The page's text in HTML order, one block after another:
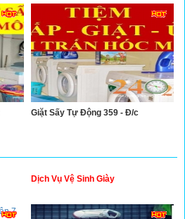
Giặt Sấy Tự Động 359 - Đ/c
Dịch Vụ Vệ Sinh Giày